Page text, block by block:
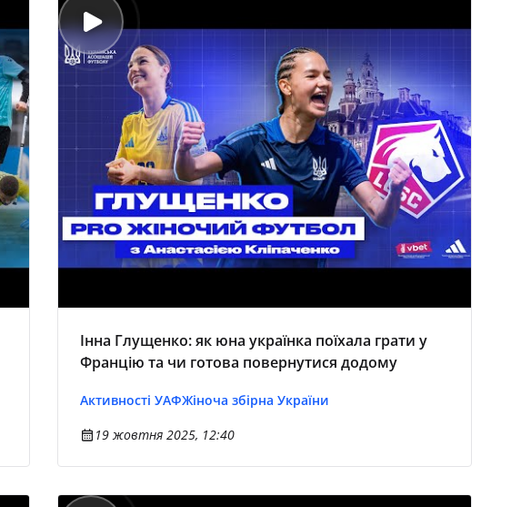
Інна Глущенко: як юна українка поїхала грати у
Францію та чи готова повернутися додому
Активності УАФЖіноча збірна України
19 жовтня 2025, 12:40